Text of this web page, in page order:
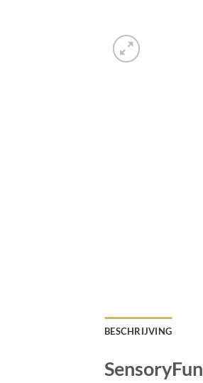
BESCHRIJVING